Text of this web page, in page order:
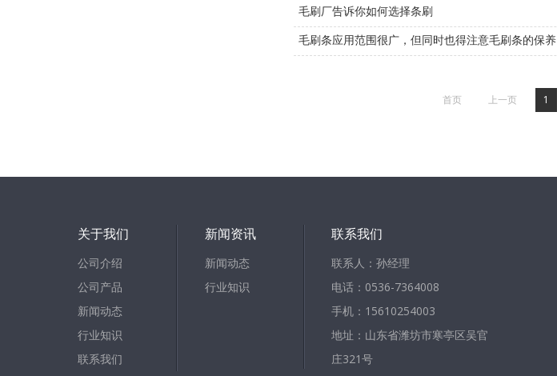
毛刷厂告诉你如何选择条刷
毛刷条应用范围很广，但同时也得注意毛刷条的保养
首页 上一页 1
关于我们
公司介绍
公司产品
新闻动态
行业知识
联系我们
新闻资讯
新闻动态
行业知识
联系我们
联系人：孙经理
电话：0536-7364008
手机：15610254003
地址：山东省潍坊市寒亭区吴官
庄321号